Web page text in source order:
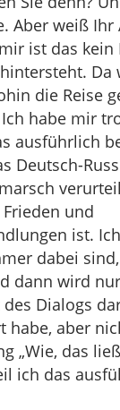
Aber weiß Ihr
ist das
Da
die Reise
habe mir
ausführlich
Deutsch-
und
ist.
dabei
dann wird
Dialogs
habe, aber
„Wie, das
ich das